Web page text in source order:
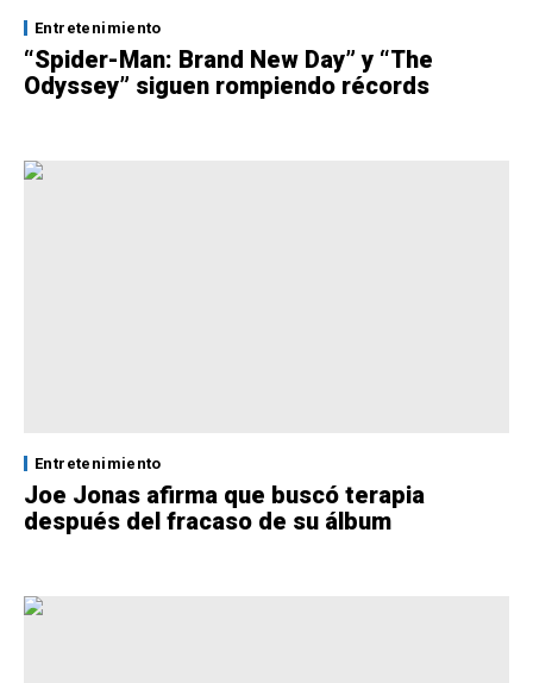
Entretenimiento
“Spider-Man: Brand New Day” y “The
Odyssey” siguen rompiendo récords
Entretenimiento
Joe Jonas afirma que buscó terapia
después del fracaso de su álbum